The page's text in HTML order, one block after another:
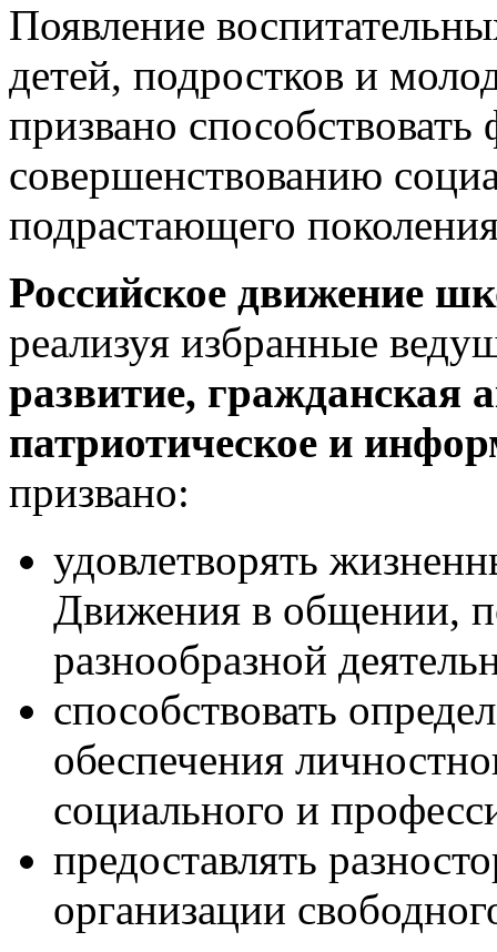
Появление
детей, подростков и
призвано
совершенствованию
подрастающего
Российское движение
реализуя избранные
развитие, гражданская
патриотическое и
призвано:
удовлетворять
Движения в общении,
разнообразной
способствовать
обеспечения
социального и
предоставлять
организации